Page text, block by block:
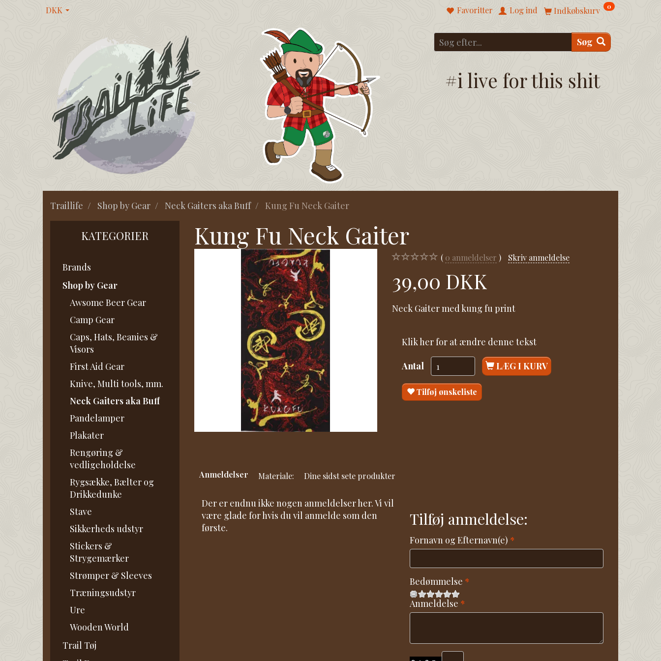
DKK Indkøbskurv 0
Favoritter Log ind
Søg
#i live for this shit
Traillife Shop by Gear Neck Gaiters aka Buff Kung Fu Neck Gaiter
KATEGORIER
Brands
Shop by Gear
Awsome Beer Gear
Camp Gear
Caps, Hats, Beanies &
Visors
First Aid Gear
Knive, Multi tools, mm.
Neck Gaiters aka Buff
Pandelamper
Plakater
Rengøring &
vedligeholdelse
Rygsække, Bælter og
Drikkedunke
Stave
Sikkerheds udstyr
Stickers &
Strygemærker
Strømper & Sleeves
Træningsudstyr
Ure
Wooden World
Trail Tøj
Kung Fu Neck Gaiter
0 anmeldelser Skriv anmeldelse
39,00 DKK
Neck Gaiter med kung fu print
Klik her for at ændre denne tekst
Antal LÆG I KURV
Tilføj ønskeliste
Anmeldelser Materiale: Dine sidst sete produkter
Der er endnu ikke nogen anmeldelser her. Vi vil
være glade for hvis du vil anmelde som den
første.
Tilføj anmeldelse:
Fornavn og Efternavn(e)
Bedømmelse
Anmeldelse